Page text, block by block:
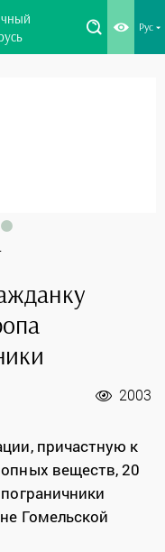
Рус
2003
причастную к
веществ, 20
Гомельской